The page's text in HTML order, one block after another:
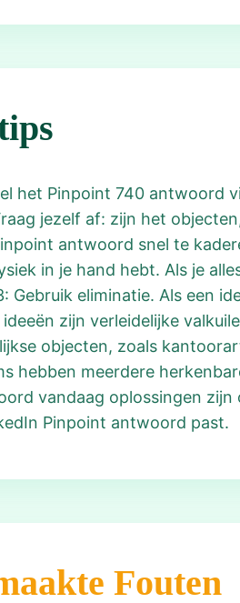
het Pinpoint 740 antwoord
jezelf af: zijn het
antwoord snel te
in je hand hebt. Als je
Gebruik eliminatie. Als een
zijn verleidelijke
objecten, zoals
hebben meerdere
vandaag oplossingen
Pinpoint antwoord past.
Fouten